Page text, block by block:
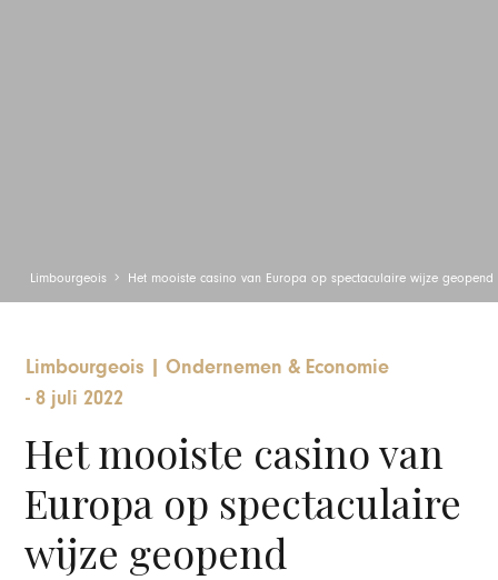
Limbourgeois Het mooiste casino van Europa op spectaculaire wijze geopend
Limbourgeois | Ondernemen & Economie
-8 juli 2022
Het mooiste casino van
Europa op spectaculaire
wijze geopend